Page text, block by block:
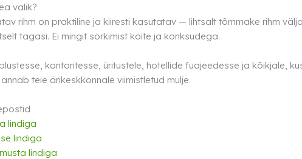
valik?
rihm on praktiline ja kiiresti kasutatav — lihtsalt tõmmake rihm
tagasi. Ei mingit sörkimist köite ja konksudega.
kontoritesse, üritustele, hotellide fuajeedesse ja kõikjale,
teie ärikeskkonnale viimistletud mulje.
lindiga
lindiga
lindiga